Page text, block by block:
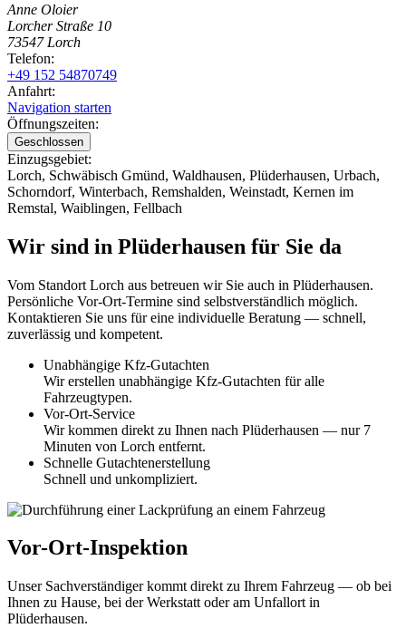
Anne Oloier
Lorcher Straße 10
73547 Lorch
Telefon:
+49 152 54870749
Anfahrt:
Navigation starten
Öffnungszeiten:
Geschlossen
Einzugsgebiet:
Lorch, Schwäbisch Gmünd, Waldhausen, Plüderhausen, Urbach,
Schorndorf, Winterbach, Remshalden, Weinstadt, Kernen im
Remstal, Waiblingen, Fellbach
Wir sind in Plüderhausen für Sie da
Vom Standort Lorch aus betreuen wir Sie auch in Plüderhausen.
Persönliche Vor-Ort-Termine sind selbstverständlich möglich.
Kontaktieren Sie uns für eine individuelle Beratung — schnell,
zuverlässig und kompetent.
Unabhängige Kfz-Gutachten
Wir erstellen unabhängige Kfz-Gutachten für alle
Fahrzeugtypen.
Vor-Ort-Service
Wir kommen direkt zu Ihnen nach Plüderhausen — nur 7
Minuten von Lorch entfernt.
Schnelle Gutachtenerstellung
Schnell und unkompliziert.
Vor-Ort-Inspektion
Unser Sachverständiger kommt direkt zu Ihrem Fahrzeug — ob bei
Ihnen zu Hause, bei der Werkstatt oder am Unfallort in
Plüderhausen.